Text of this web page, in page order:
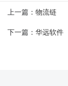
上一篇： 物流链
下一篇： 华远软件